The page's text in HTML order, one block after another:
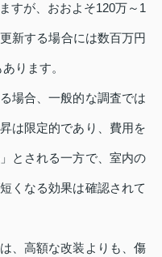
すが、おおよそ120万～1
新する場合には数百万円
ります。
場合、一般的な調査では
は限定的であり、費用を
とされる一方で、室内の
くなる効果は確認されて
、高額な改装よりも、傷